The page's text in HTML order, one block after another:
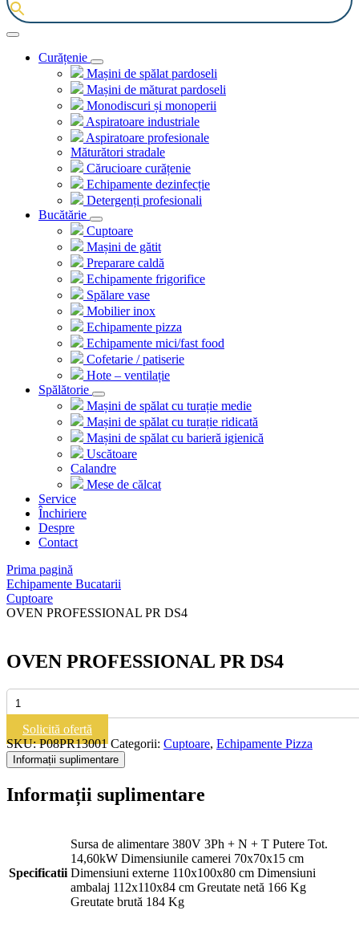
Curățenie
Mașini de spălat pardoseli
Mașini de măturat pardoseli
Monodiscuri și monoperii
Aspiratoare industriale
Aspiratoare profesionale
Măturători stradale
Cărucioare curățenie
Echipamente dezinfecție
Detergenți profesionali
Bucătărie
Cuptoare
Mașini de gătit
Preparare caldă
Echipamente frigorifice
Spălare vase
Mobilier inox
Echipamente pizza
Echipamente mici/fast food
Cofetarie / patiserie
Hote – ventilație
Spălătorie
Mașini de spălat cu turație medie
Mașini de spălat cu turație ridicată
Mașini de spălat cu barieră igienică
Uscătoare
Calandre
Mese de călcat
Service
Închiriere
Despre
Contact
Prima pagină
Echipamente Bucatarii
Cuptoare
OVEN PROFESSIONAL PR DS4
OVEN PROFESSIONAL PR DS4
Cantitate
OVEN
PROFESSIONAL
PR
DS4
Solicită ofertă
SKU:P08PR13001 Categorii: Cuptoare, Echipamente Pizza
Informații suplimentare
Informații suplimentare
Specificatii
Sursa de alimentare 380V 3Ph + N + T Putere Tot.
14,60kW Dimensiunile camerei 70x70x15 cm
Dimensiuni externe 110x100x80 cm Dimensiuni
ambalaj 112x110x84 cm Greutate netă 166 Kg
Greutate brută 184 Kg